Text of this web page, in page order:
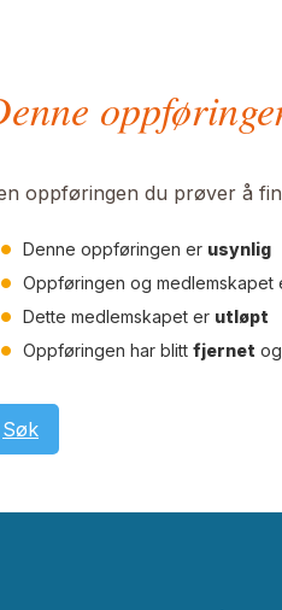
oppføringen du prøver å
Denne oppføringen er usynlig
Oppføringen og medlemskapet
Dette medlemskapet er utløpt
Oppføringen har blitt fjernet
Søk